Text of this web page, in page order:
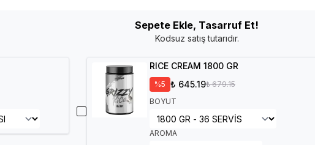
Sepete Ekle, Tasarruf Et!
Kodsuz satış tutarıdır.
RICE CREAM 1800 GR
%5 ₺ 645.19₺ 679.15
BOYUT
AROMA